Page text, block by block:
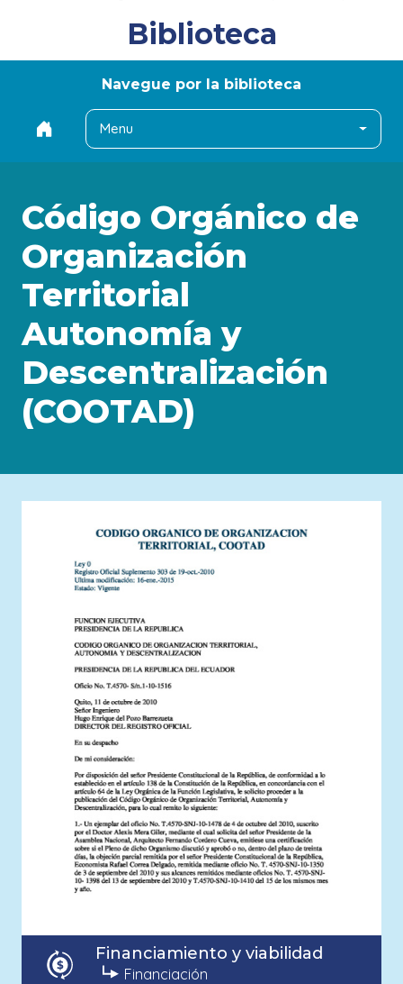
Biblioteca
Navegue por la biblioteca
Menu
Código Orgánico de
Organización
Territorial
Autonomía y
Descentralización
(COOTAD)
Financiamiento y viabilidad
Financiación